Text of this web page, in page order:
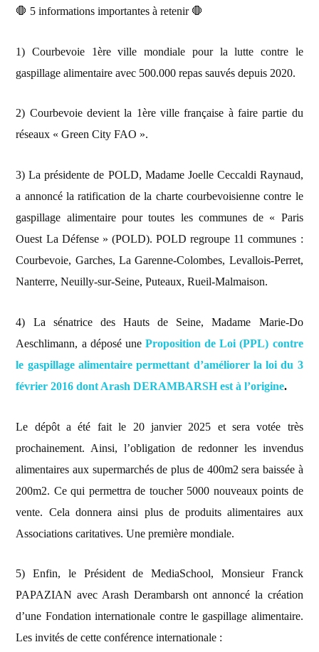
🛑 5 informations importantes à retenir 🛑
1) Courbevoie 1ère ville mondiale pour la lutte contre le
gaspillage alimentaire avec 500.000 repas sauvés depuis 2020.
2) Courbevoie devient la 1ère ville française à faire partie du
réseaux « Green City FAO ».
3) La présidente de POLD, Madame Joelle Ceccaldi Raynaud,
a annoncé la ratification de la charte courbevoisienne contre le
gaspillage alimentaire pour toutes les communes de « Paris
Ouest La Défense » (POLD). POLD regroupe 11 communes :
Courbevoie, Garches, La Garenne-Colombes, Levallois-Perret,
Nanterre, Neuilly-sur-Seine, Puteaux, Rueil-Malmaison.
4) La sénatrice des Hauts de Seine, Madame Marie-Do
Aeschlimann, a déposé une Proposition de Loi (PPL) contre
le gaspillage alimentaire permettant d’améliorer la loi du 3
février 2016 dont Arash DERAMBARSH est à l’origine.
Le dépôt a été fait le 20 janvier 2025 et sera votée très
prochainement. Ainsi, l’obligation de redonner les invendus
alimentaires aux supermarchés de plus de 400m2 sera baissée à
200m2. Ce qui permettra de toucher 5000 nouveaux points de
vente. Cela donnera ainsi plus de produits alimentaires aux
Associations caritatives. Une première mondiale.
5) Enfin, le Président de MediaSchool, Monsieur Franck
PAPAZIAN avec Arash Derambarsh ont annoncé la création
d’une Fondation internationale contre le gaspillage alimentaire.
Les invités de cette conférence internationale :